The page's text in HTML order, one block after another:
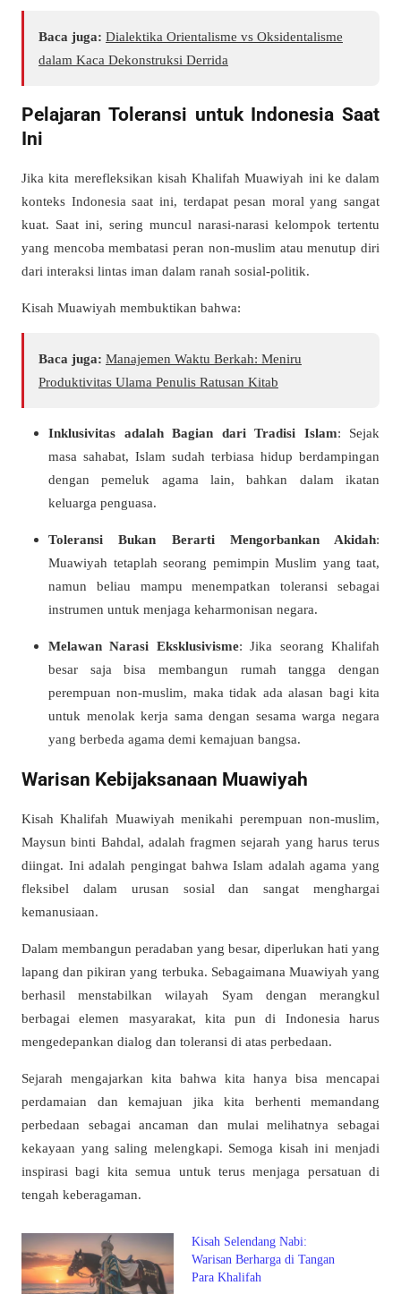
Baca juga: Dialektika Orientalisme vs Oksidentalisme
dalam Kaca Dekonstruksi Derrida
Pelajaran Toleransi untuk Indonesia Saat
Ini
Jika kita merefleksikan kisah Khalifah Muawiyah ini ke dalam
konteks Indonesia saat ini, terdapat pesan moral yang sangat
kuat. Saat ini, sering muncul narasi-narasi kelompok tertentu
yang mencoba membatasi peran non-muslim atau menutup diri
dari interaksi lintas iman dalam ranah sosial-politik.
Kisah Muawiyah membuktikan bahwa:
Baca juga: Manajemen Waktu Berkah: Meniru
Produktivitas Ulama Penulis Ratusan Kitab
Inklusivitas adalah Bagian dari Tradisi Islam: Sejak
masa sahabat, Islam sudah terbiasa hidup berdampingan
dengan pemeluk agama lain, bahkan dalam ikatan
keluarga penguasa.
Toleransi Bukan Berarti Mengorbankan Akidah:
Muawiyah tetaplah seorang pemimpin Muslim yang taat,
namun beliau mampu menempatkan toleransi sebagai
instrumen untuk menjaga keharmonisan negara.
Melawan Narasi Eksklusivisme: Jika seorang Khalifah
besar saja bisa membangun rumah tangga dengan
perempuan non-muslim, maka tidak ada alasan bagi kita
untuk menolak kerja sama dengan sesama warga negara
yang berbeda agama demi kemajuan bangsa.
Warisan Kebijaksanaan Muawiyah
Kisah Khalifah Muawiyah menikahi perempuan non-muslim,
Maysun binti Bahdal, adalah fragmen sejarah yang harus terus
diingat. Ini adalah pengingat bahwa Islam adalah agama yang
fleksibel dalam urusan sosial dan sangat menghargai
kemanusiaan.
Dalam membangun peradaban yang besar, diperlukan hati yang
lapang dan pikiran yang terbuka. Sebagaimana Muawiyah yang
berhasil menstabilkan wilayah Syam dengan merangkul
berbagai elemen masyarakat, kita pun di Indonesia harus
mengedepankan dialog dan toleransi di atas perbedaan.
Sejarah mengajarkan kita bahwa kita hanya bisa mencapai
perdamaian dan kemajuan jika kita berhenti memandang
perbedaan sebagai ancaman dan mulai melihatnya sebagai
kekayaan yang saling melengkapi. Semoga kisah ini menjadi
inspirasi bagi kita semua untuk terus menjaga persatuan di
tengah keberagaman.
Kisah Selendang Nabi:
Warisan Berharga di Tangan
Para Khalifah